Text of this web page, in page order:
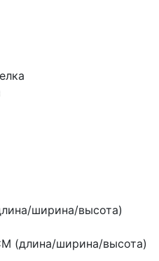
ширина/высота)
(длина/ширина/высота)